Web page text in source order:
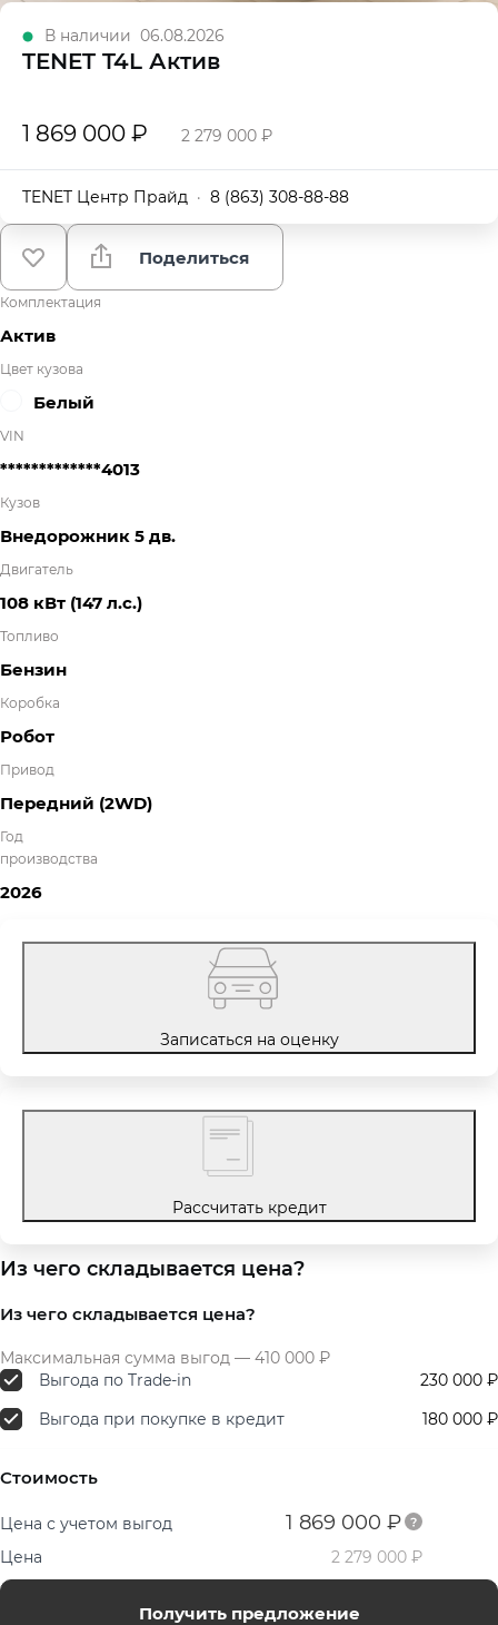
В наличии 06.08.2026
TENET T4L Актив
1 869 000 ₽ 2 279 000 ₽
TENET Центр Прайд · 8 (863) 308-88-88
Поделиться
Комплектация
Актив
Цвет кузова
Белый
VIN
*************4013
Кузов
Внедорожник 5 дв.
Двигатель
108 кВт (147 л.с.)
Топливо
Бензин
Коробка
Робот
Привод
Передний (2WD)
Год
производства
2026
Записаться на оценку
Рассчитать кредит
Из чего складывается цена?
Из чего складывается цена?
Максимальная сумма выгод — 410 000 ₽
Выгода по Trade-in
230 000 ₽
Выгода при покупке в кредит
180 000 ₽
Стоимость
Цена с учетом выгод 1 869 000 ₽
Цена 2 279 000 ₽
Получить предложение